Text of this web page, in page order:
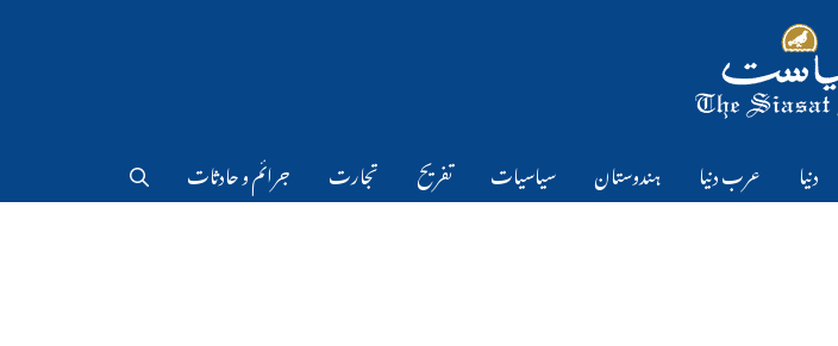
دنیا عرب دنیا ہندوستان سیاسیات تفریح تجارت جرائم و حادثات